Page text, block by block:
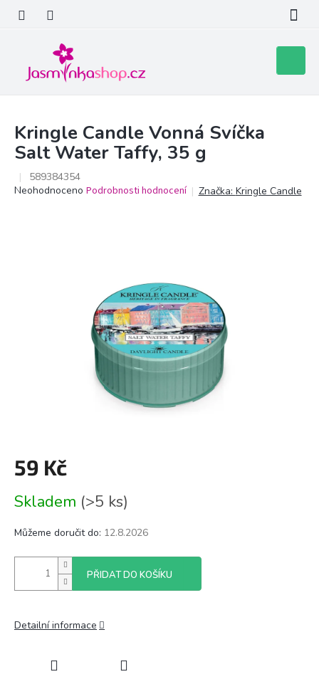
obsah
košík
Kringle Candle Vonná Svíčka
Salt Water Taffy, 35 g
589384354
Průměrné
Neohodnoceno Podrobnosti hodnocení Značka: Kringle Candle
59 Kč
cena:
Skladem (>5 ks)
Můžeme doručit do: 12.8.2026
PŘIDAT DO KOŠÍKU
Detailní informace